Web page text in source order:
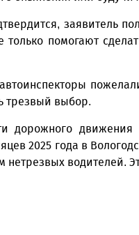
заявитель
только помогают
трезвый выбор.
дорожного движения
2025 года в
нетрезвых водителей.